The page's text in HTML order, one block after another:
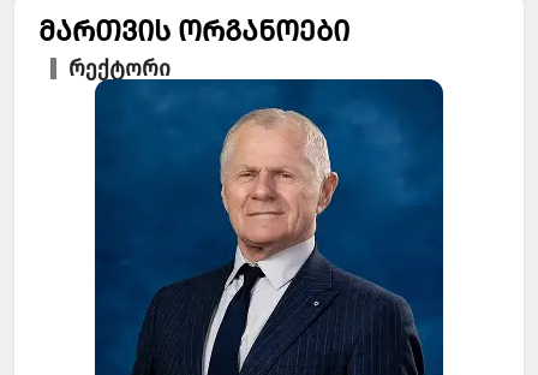
მართვის ორგანოები
რექტორი